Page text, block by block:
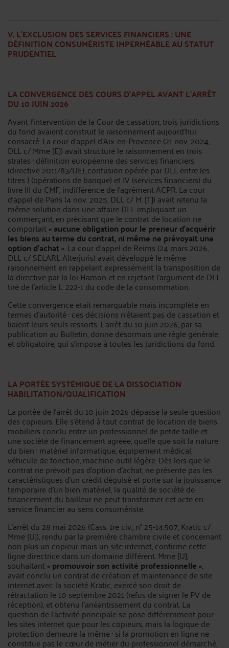
V. L’EXCLUSION DES SERVICES FINANCIERS : UNE
DÉFINITION CONSUMÉRISTE IMPERMÉABLE AU STATUT
PRUDENTIEL
LA CONVERGENCE DES COURS D’APPEL AVANT L’ARRÊT
DU 10 JUIN 2026
Avant l’intervention de la Cour de cassation, trois juridictions
du fond avaient construit le raisonnement aujourd’hui
consacré. La cour d’appel d’Aix-en-Provence (21 nov. 2024,
DLL c/ Mme [E]) avait structuré le raisonnement en trois
strates : définition européenne des services financiers
(directive 2011/83/UE), confusion opérée par DLL entre les
titres I (opérations de banque) et IV (services financiers) du
livre III du CMF, indifférence de l’agrément ACPR. La cour
d’appel de Paris (4 nov. 2025, DLL c/ M. [T]) avait retenu la
même solution dans une affaire DLL impliquant un
commerçant, en précisant que le contrat de location ne
comportait« aucune obligation pour le preneur d’acquérir
les biens au terme du contrat, ni même ne prévoyait une
option d’achat ». La cour d’appel de Reims (24 mars 2026,
DLL c/ SELARL Alterjuris) avait développé le même
raisonnement en rappelant expressément la transposition de
la directive par la loi Hamon et en rejetant l’argument de DLL
tiré de l’article L. 222-1 du code de la consommation.
Cette convergence était remarquable mais incomplète en
termes d’autorité : ces décisions n’étaient pas de cassation et
liaient leurs seuls ressorts. L’arrêt du 10 juin 2026, par sa
publication au Bulletin, donne désormais une règle générale
et obligatoire, qui s’impose à toutes les juridictions du fond.
LA PORTÉE SYSTÉMIQUE DE LA DISSOCIATION
HABILITATION/QUALIFICATION
La portée de l’arrêt du 10 juin 2026 dépasse la seule question
des copieurs. Elle s’étend à tout contrat de location de biens
mobiliers conclu entre un professionnel de petite taille et
une société de financement agréée, quelle que soit la nature
du bien : matériel informatique, équipement médical,
véhicule de fonction, machine-outil légère. Dès lors que le
contrat ne prévoit pas d’option d’achat, ne présente pas les
caractéristiques d’un crédit déguisé et porte sur la jouissance
temporaire d’un bien matériel, la qualité de société de
financement du bailleur ne peut transformer cet acte en
service financier au sens consumériste.
L’arrêt du 28 mai 2026 (Cass. 1re civ., n° 25-14.507, Kratic c/
Mme [U]), rendu par la première chambre civile et concernant
non plus un copieur mais un site internet, confirme cette
ligne directrice dans un domaine différent. Mme [U],
souhaitant« promouvoir son activité professionnelle »,
avait conclu un contrat de création et maintenance de site
internet avec la société Kratic, exercé son droit de
rétractation le 10 septembre 2021 (refus de signer le PV de
réception), et obtenu l’anéantissement du contrat. La
question de l’activité principale se pose différemment pour
les sites internet que pour les copieurs, mais la logique de
protection demeure la même : si la promotion en ligne ne
constitue pas le cœur de métier du professionnel démarché,